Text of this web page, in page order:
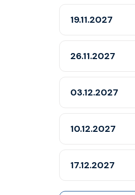
19.11.2027
26.11.2027
03.12.2027
10.12.2027
17.12.2027